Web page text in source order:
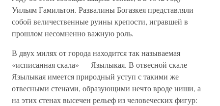
Уильям Гамильтон. Развалины Богазкея представляли
собой величественные руины крепости, игравшей в
прошлом несомненно важную роль.
В двух милях от города находится так называемая
«исписанная скала» — Язылыкая. В отвесной скале
Язылыкая имеется природный уступ с такими же
отвесными стенами, образующими нечто вроде ниши, а
на этих стенах высечен рельеф из человеческих фигур: